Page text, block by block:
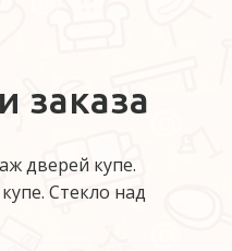
заказа
дверей купе.
Стекло над